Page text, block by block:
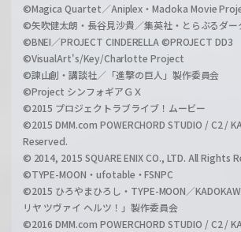
©Magica Quartet／Aniplex・Madoka Movie
©矢吹健太朗・長谷見沙貴／集英社・とらぶるダ
©BNEI／PROJECT CINDERELLA ©PROJECT DD3
©VisualArt's/Key/Charlotte Project
©諫山創・講談社／「進撃の巨人」製作委員会
©Project シンフォギアＧＸ
©2015 プロジェクトラブライブ！ムービー
©2015 DMM.com POWERCHORD STUDIO / C2 /
Reserved.
© 2014, 2015 SQUARE ENIX CO., LTD. All Rights
©TYPE-MOON・ufotable・FSNPC
©2015 ひろやまひろし・TYPE-MOON／
リヤ ツヴァイ ヘルツ！」製作委員会
©2016 DMM.com POWERCHORD STUDIO / C2 /